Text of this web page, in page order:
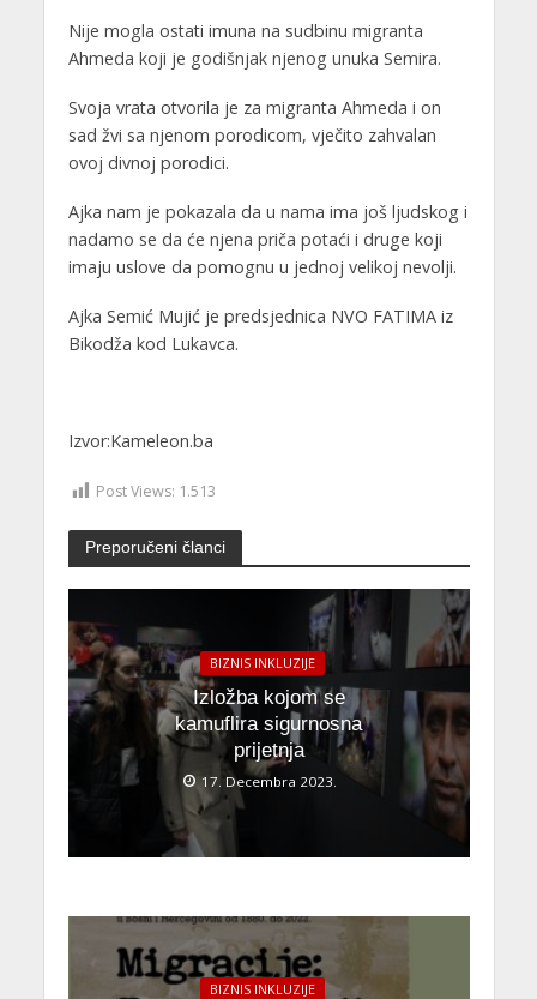
Nije mogla ostati imuna na sudbinu migranta
Ahmeda koji je godišnjak njenog unuka Semira.
Svoja vrata otvorila je za migranta Ahmeda i on
sad žvi sa njenom porodicom, vječito zahvalan
ovoj divnoj porodici.
Ajka nam je pokazala da u nama ima još ljudskog i
nadamo se da će njena priča potaći i druge koji
imaju uslove da pomognu u jednoj velikoj nevolji.
Ajka Semić Mujić je predsjednica NVO FATIMA iz
Bikodža kod Lukavca.
Izvor:Kameleon.ba
Post Views: 1.513
Preporučeni članci
BIZNIS INKLUZIJE
Izložba kojom se
kamuflira sigurnosna
prijetnja
17. Decembra 2023.
BIZNIS INKLUZIJE